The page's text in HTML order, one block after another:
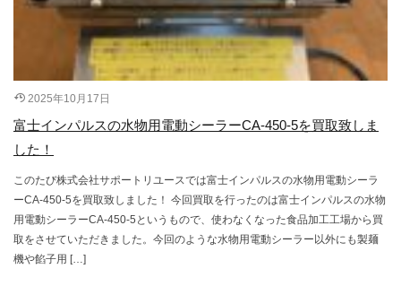
2025年10月17日
富士インパルスの水物用電動シーラーCA-450-5を買取致しま
した！
このたび株式会社サポートリユースでは富士インパルスの水物用電動シーラ
ーCA-450-5を買取致しました！ 今回買取を行ったのは富士インパルスの水物
用電動シーラーCA-450-5というもので、使わなくなった食品加工工場から買
取をさせていただきました。今回のような水物用電動シーラー以外にも製麺
機や餡子用 […]